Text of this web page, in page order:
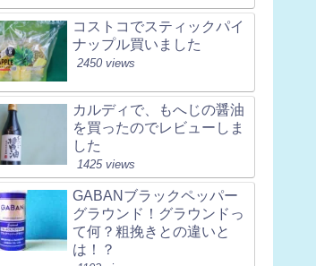
コストコでスティックパイ
ナップル買いました
2450 views
カルディで、もへじの醤油
を買ったのでレビューしま
した
1425 views
GABANブラックペッパー
グラウンド！グラウンドっ
て何？粗挽きとの違いと
は！？